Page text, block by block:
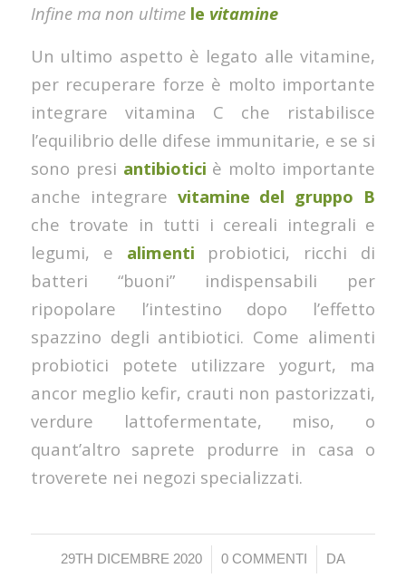
Infine ma non ultime le vitamine
Un ultimo aspetto è legato alle vitamine,
per recuperare forze è molto importante
integrare vitamina C che ristabilisce
l’equilibrio delle difese immunitarie, e se si
sono presi antibiotici è molto importante
anche integrare vitamine del gruppo B
che trovate in tutti i cereali integrali e
legumi, e alimenti probiotici, ricchi di
batteri “buoni” indispensabili per
ripopolare l’intestino dopo l’effetto
spazzino degli antibiotici. Come alimenti
probiotici potete utilizzare yogurt, ma
ancor meglio kefir, crauti non pastorizzati,
verdure lattofermentate, miso, o
quant’altro saprete produrre in casa o
troverete nei negozi specializzati.
29TH DICEMBRE 2020
/ 0 COMMENTI
/ DA